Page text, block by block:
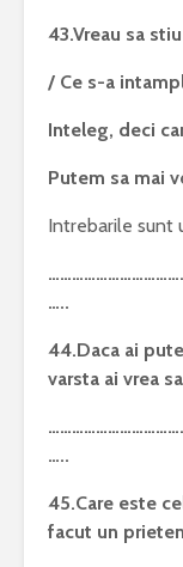
43.Vreau sa
/ Ce s-a
Inteleg, deci
Putem sa mai
Intrebarile sunt
…..
44.Daca ai
varsta ai vrea
…..
45.Care este
facut un